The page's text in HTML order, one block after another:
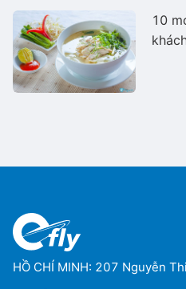
10
HỒ CHÍ MINH: 207 Nguyễn